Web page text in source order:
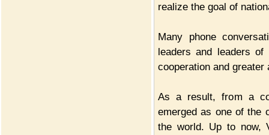
realize the goal of
Many phone
leaders and leaders
cooperation and
As a result, from a
emerged as one of the
the world. Up to now,